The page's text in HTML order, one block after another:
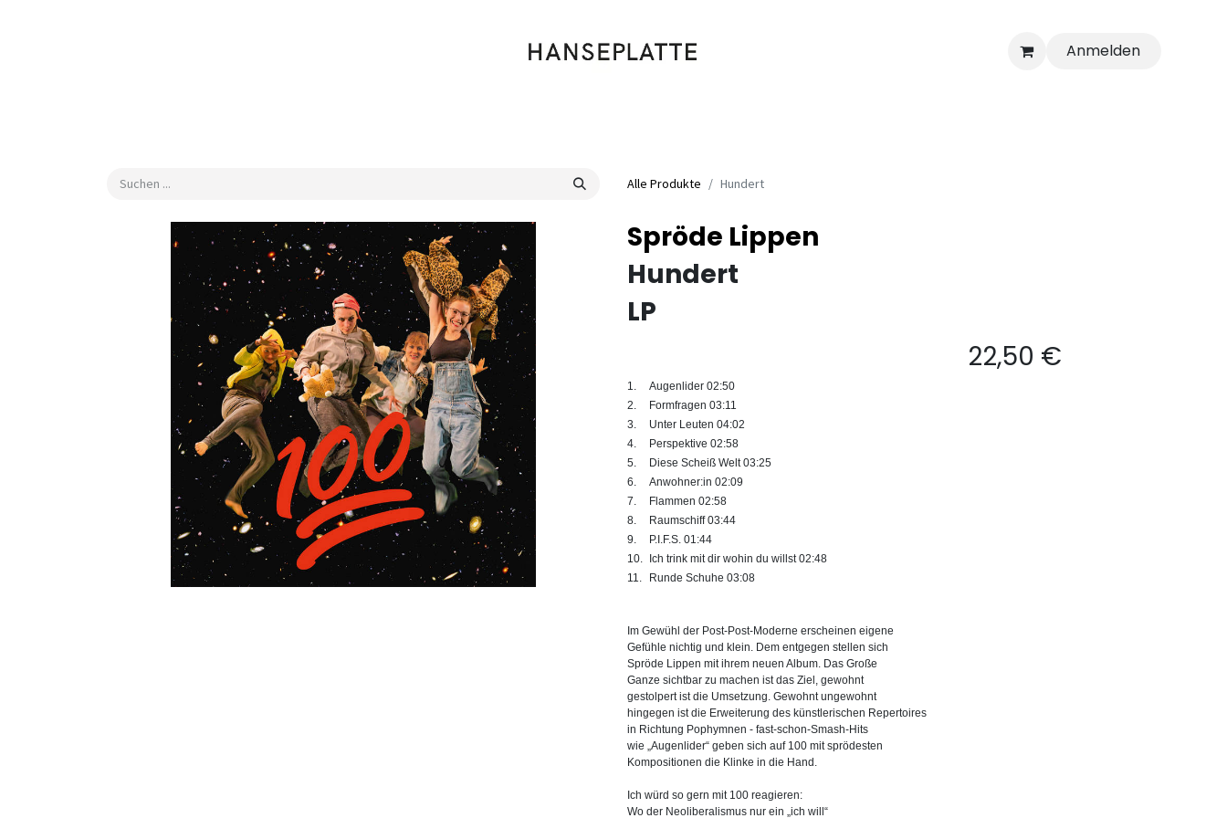
Anmelden
Alle Produkte Hundert
Spröde Lippen
Hundert
LP
1. Augenlider 02:50
2.
Formfragen 03:11
3.
Unter Leuten 04:02
4.
Perspektive 02:58
5.
Diese Scheiß Welt 03:25
6.
Anwohner:in 02:09
7.
Flammen 02:58
8.
Raumschiff 03:44
9.
P.I.F.S. 01:44
10.
Ich trink mit dir wohin du willst 02:48
11.
Runde Schuhe 03:08
Im Gewühl der Post-Post-Moderne erscheinen eigene
Gefühle nichtig und klein. Dem entgegen stellen sich
Spröde Lippen mit ihrem neuen Album. Das Große
Ganze sichtbar zu machen ist das Ziel, gewohnt
gestolpert ist die Umsetzung. Gewohnt ungewohnt
hingegen ist die Erweiterung des künstlerischen Repertoires
in Richtung Pophymnen - fast-schon-Smash-Hits
wie „Augenlider“ geben sich auf 100 mit sprödesten
Kompositionen die Klinke in die Hand.
Ich würd so gern mit 100 reagieren:
Wo der Neoliberalismus nur ein „ich will“
22,50 €